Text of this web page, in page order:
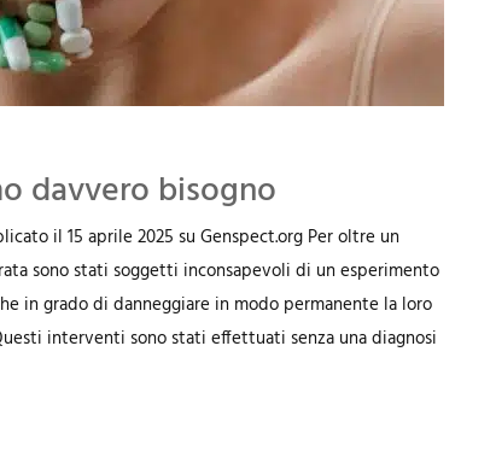
davvero bisogno
il 15 aprile 2025 su Genspect.org Per oltre un
sono stati soggetti inconsapevoli di un esperimento
in grado di danneggiare in modo permanente la loro
interventi sono stati effettuati senza una diagnosi